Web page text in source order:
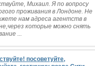
Михаил. Я по вопросу
проживания в Лондоне. Не
нам адреса агентств в
которые можно снять
...
посоветуйте,